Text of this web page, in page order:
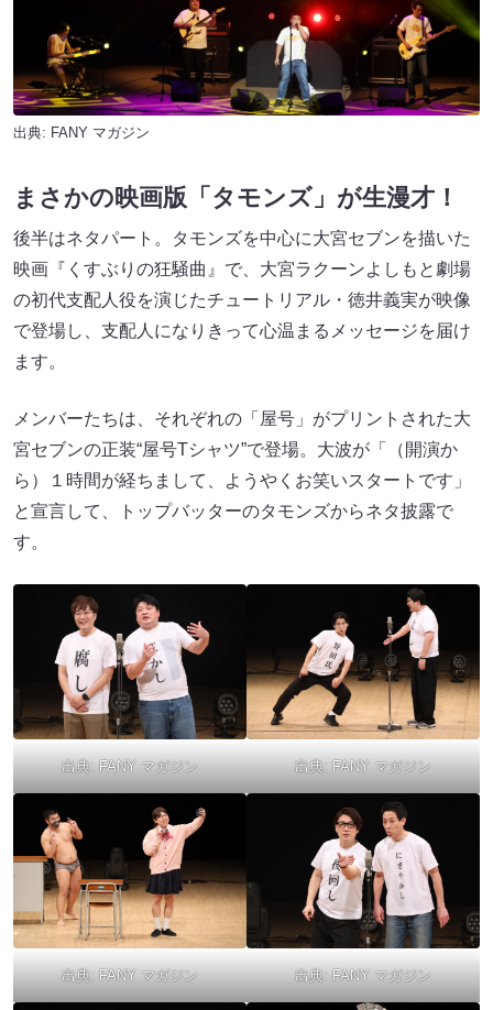
出典: FANY マガジン
まさかの映画版「タモンズ」が生漫才！
後半はネタパート。タモンズを中心に大宮セブンを描いた
映画『くすぶりの狂騒曲』で、大宮ラクーンよしもと劇場
の初代支配人役を演じたチュートリアル・徳井義実が映像
で登場し、支配人になりきって心温まるメッセージを届け
ます。
メンバーたちは、それぞれの「屋号」がプリントされた大
宮セブンの正装“屋号Tシャツ”で登場。大波が「（開演か
ら）１時間が経ちまして、ようやくお笑いスタートです」
と宣言して、トップバッターのタモンズからネタ披露で
す。
出典: FANY マガジン 出典: FANY マガジン
出典: FANY マガジン 出典: FANY マガジン